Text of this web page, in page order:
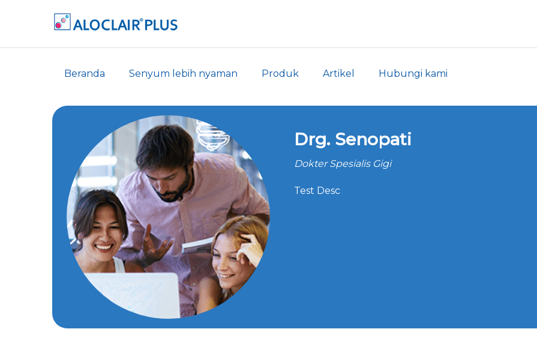
Beranda Senyum lebih nyaman Produk Artikel Hubungi kami
Drg. Senopati
Dokter Spesialis Gigi
Test Desc